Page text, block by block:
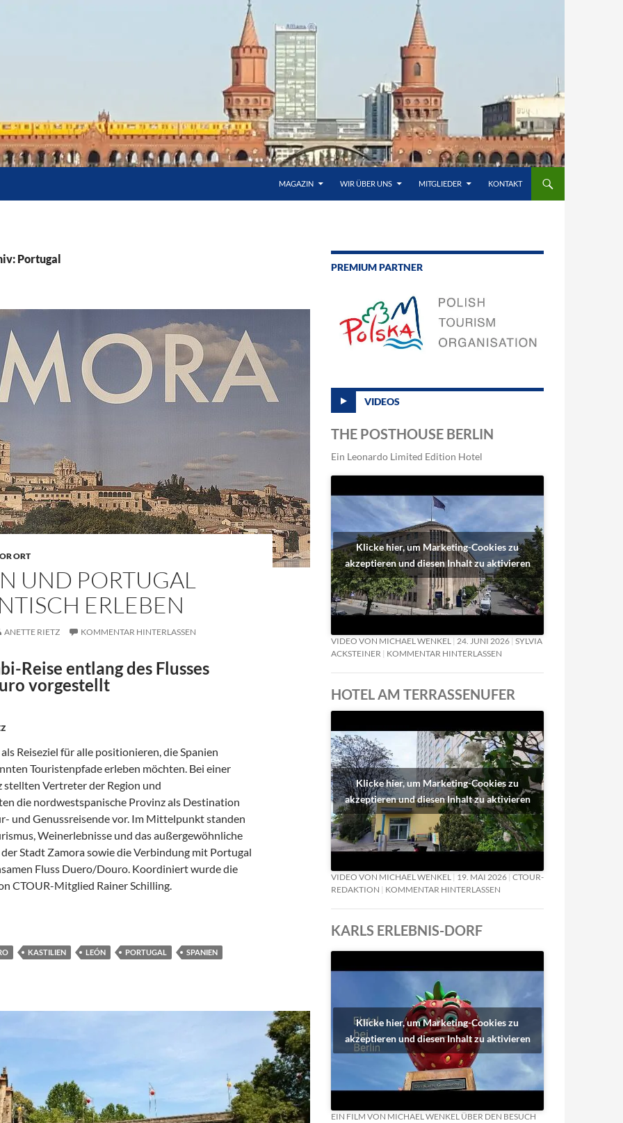
MAGAZIN WIR ÜBER UNS MITGLIEDER KONTAKT
Portugal
ORT
UND PORTUGAL
ERLEBEN
ANETTE RIETZ KOMMENTAR HINTERLASSEN
Reise entlang des Flusses
vorgestellt
Reiseziel für alle positionieren, die Spanien
Touristenpfade erleben möchten. Bei einer
stellten Vertreter der Region und
die nordwestspanische Provinz als Destination
und Genussreisende vor. Im Mittelpunkt standen
Weinerlebnisse und das außergewöhnliche
Stadt Zamora sowie die Verbindung mit Portugal
Fluss Duero/Douro. Koordiniert wurde die
CTOUR-Mitglied Rainer Schilling.
AUTHENTISCH ERLEBEN
KASTILIEN LEÓN PORTUGAL
SPANIEN
PREMIUM PARTNER
VIDEOS
THE POSTHOUSE BERLIN
Ein Leonardo Limited Edition Hotel
Klicke hier, um Marketing-Cookies zu
akzeptieren und diesen Inhalt zu aktivieren
VIDEO VON MICHAEL WENKEL 24. JUNI 2026 SYLVIA
ACKSTEINER
KOMMENTAR HINTERLASSEN
HOTEL AM TERRASSENUFER
Klicke hier, um Marketing-Cookies zu
akzeptieren und diesen Inhalt zu aktivieren
VIDEO VON MICHAEL WENKEL 19. MAI 2026 CTOUR-
REDAKTION
KOMMENTAR HINTERLASSEN
KARLS ERLEBNIS-DORF
Klicke hier, um Marketing-Cookies zu
akzeptieren und diesen Inhalt zu aktivieren
EIN FILM VON MICHAEL WENKEL ÜBER DEN BESUCH